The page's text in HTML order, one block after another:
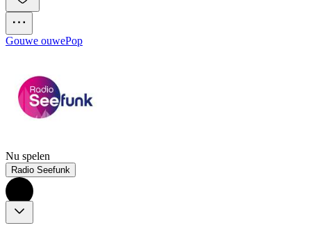
Gouwe ouwePop
Nu spelen
Radio Seefunk